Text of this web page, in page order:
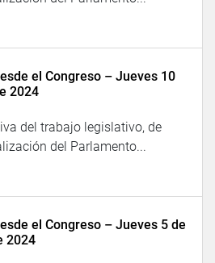
el Congreso – Jueves 10
2024
del trabajo legislativo, de
del Parlamento...
el Congreso – Jueves 5 de
2024